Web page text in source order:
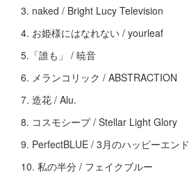
3. naked / Bright Lucy Television
4. お姫様にはなれない / yourleaf
5.「誰も」 / 暁音
6. メランコリック / ABSTRACTION
7. 造花 / Alu.
8. コスモシープ / Stellar Light Glory
9. PerfectBLUE / 3月のハッピーエンド
10. 私の半分 / フェイクブルー